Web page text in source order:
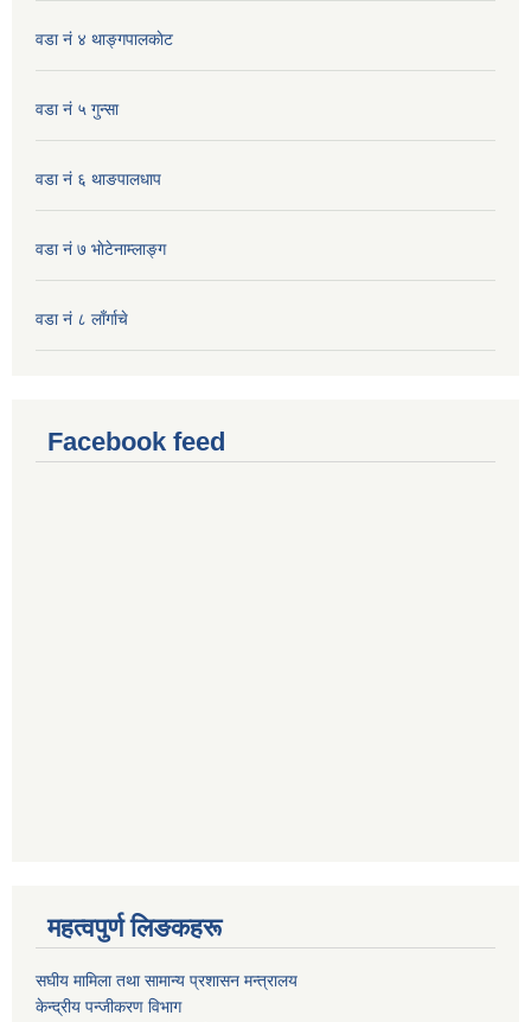
वडा नं ४ थाङ्गपालकाेट
वडा नं ५ गुन्सा
वडा नं ६ थाङपालधाप
वडा नं ७ भाेटेनाम्लाङ्ग
वडा नं ८ लाँर्गाचे
Facebook feed
महत्वपुर्ण लिङकहरू
स‌घीय मामिला तथा सामान्य प्रशासन मन्त्रालय
केन्द्रीय पन्जीकरण विभाग